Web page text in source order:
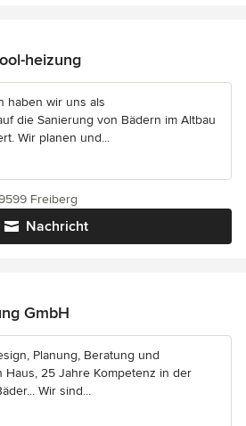
heizung
haben wir uns als
die Sanierung von Bädern im Altbau
Wir planen und...
Nachricht
Freiberg
GmbH
Planung, Beratung und
25 Jahre Kompetenz in der
Wir sind...